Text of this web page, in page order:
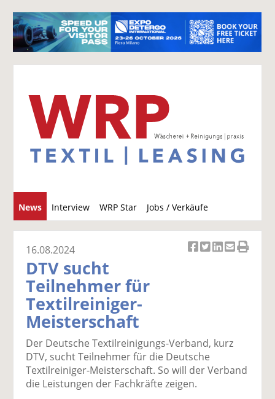
News Interview WRP Star Jobs / Verkäufe
u
c
F
ac
e
b
tt
er
n
Li
k
E
ain
16.08.2024
DTV sucht
Teilnehmer für
Textilreiniger-
Meisterschaft
Der Deutsche Textilreinigungs-Verband, kurz
DTV, sucht Teilnehmer für die Deutsche
Textilreiniger-Meisterschaft. So will der Verband
die Leistungen der Fachkräfte zeigen.